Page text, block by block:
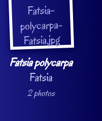
Fatsia polycarpa
Fatsia
2 photos